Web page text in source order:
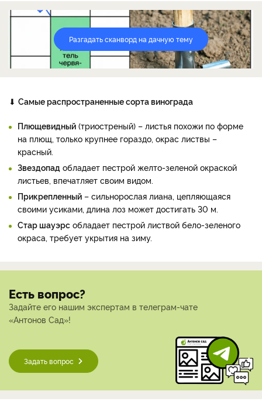
Разгадать сканворд на дачную тему
⬇ Самые распространенные сорта винограда
Плющевидный (триостреный) – листья похожи по форме
на плющ, только крупнее гораздо, окрас листвы –
красный.
Звездопад обладает пестрой желто-зеленой окраской
листьев, впечатляет своим видом.
Прикрепленный – сильнорослая лиана, цепляющаяся
своими усиками, длина лоз может достигать 30 м.
Стар шауэрс обладает пестрой листвой бело-зеленого
окраса, требует укрытия на зиму.
Есть вопрос?
Задайте его нашим экспертам в телеграм-чате
«Антонов Сад»!
Задать вопрос